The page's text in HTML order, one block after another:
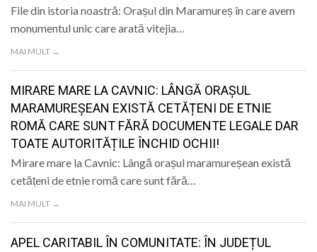
LIFE
File din istoria noastră: Orașul din Maramureș în care avem
monumentul unic care arată vitejia…
MAI MULT →
MIRARE MARE LA CAVNIC: LÂNGĂ ORAȘUL
MARAMUREȘEAN EXISTĂ CETĂȚENI DE ETNIE
ROMĂ CARE SUNT FĂRĂ DOCUMENTE LEGALE DAR
TOATE AUTORITĂȚILE ÎNCHID OCHII!
Mirare mare la Cavnic: Lângă orașul maramureșean există
cetățeni de etnie romă care sunt fără…
MAI MULT →
APEL CARITABIL ÎN COMUNITATE: ÎN JUDEȚUL